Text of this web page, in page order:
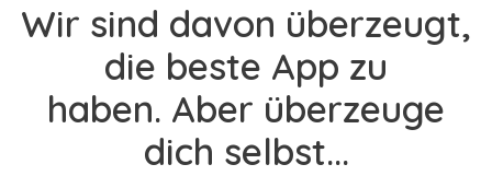
Wir sind davon überzeugt,
die beste App zu
haben. Aber überzeuge
dich selbst...